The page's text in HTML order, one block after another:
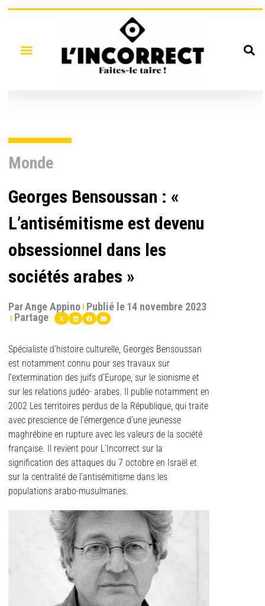
Monde
Georges Bensoussan : «
L’antisémitisme est devenu
obsessionnel dans les
sociétés arabes »
ParAnge Appino Publié le14 novembre 2023
Partage
Spécialiste d’histoire culturelle, Georges Bensoussan
est notamment connu pour ses travaux sur
l’extermination des juifs d’Europe, sur le sionisme et
sur les relations judéo- arabes. Il publie notamment en
2002 Les territoires perdus de la République, qui traite
avec prescience de l’émergence d’une jeunesse
maghrébine en rupture avec les valeurs de la société
française. Il revient pour L’Incorrect sur la
signification des attaques du 7 octobre en Israël et
sur la centralité de l’antisémitisme dans les
populations arabo-musulmanes.